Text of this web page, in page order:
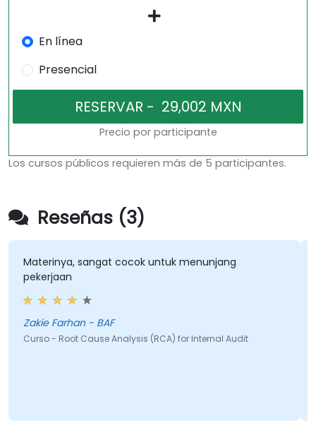
En línea
Presencial
Precio por participante
Los cursos públicos requieren más de 5 participantes.
Reseñas (3)
Materinya, sangat cocok untuk menunjang
pekerjaan
Zakie Farhan - BAF
Curso - Root Cause Analysis (RCA) for Internal Audit